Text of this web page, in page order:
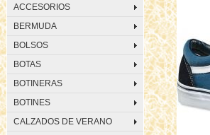
ACCESORIOS
BERMUDA
BOLSOS
BOTAS
BOTINERAS
BOTINES
CALZADOS DE VERANO